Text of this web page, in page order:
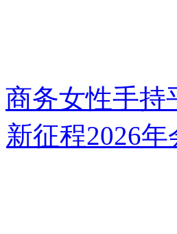
商务女性手持
新征程2026